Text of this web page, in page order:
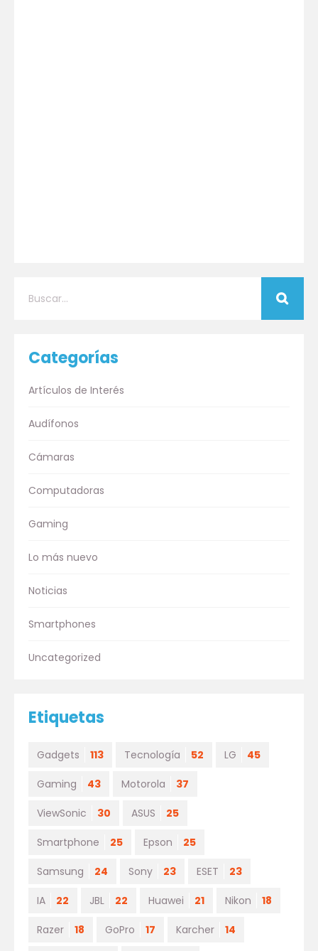
Categorías
Artículos de Interés
Audífonos
Cámaras
Computadoras
Gaming
Lo más nuevo
Noticias
Smartphones
Uncategorized
Etiquetas
Gadgets 113 Tecnología 52 LG 45
Gaming 43 Motorola 37
ViewSonic 30 ASUS 25
Smartphone 25 Epson 25
Samsung 24 Sony 23 ESET 23
IA 22 JBL 22 Huawei 21 Nikon 18
Razer 18 GoPro 17 Karcher 14